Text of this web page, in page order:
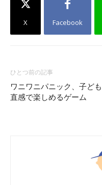
X Facebook
ひとつ前の記事
ワニワニパニック、子ど
直感で楽しめるゲーム